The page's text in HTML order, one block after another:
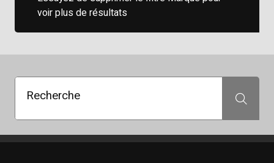
voir plus de résultats
Recherche Recherche